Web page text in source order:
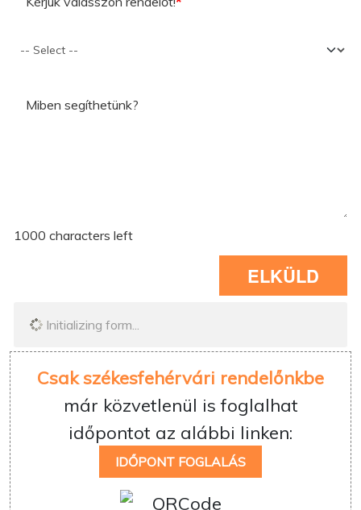
Miben segíthetünk?
1000 characters left
ELKÜLD
Initializing form...
Csak székesfehérvári rendelőnkbe
már közvetlenül is foglalhat
időpontot az alábbi linken:
IDŐPONT FOGLALÁS